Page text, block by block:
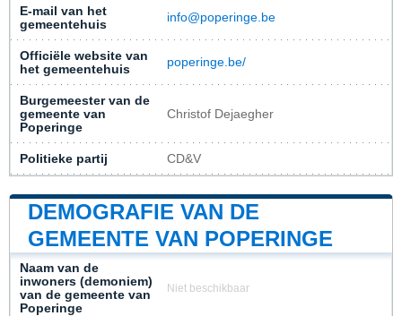
E-mail van het
gemeentehuis
info@poperinge.be
Officiële website van
het gemeentehuis
poperinge.be/
Burgemeester van de
gemeente van
Poperinge
Christof Dejaegher
Politieke partij CD&V
DEMOGRAFIE VAN DE
GEMEENTE VAN POPERINGE
Naam van de
inwoners (demoniem)
van de gemeente van
Poperinge
Niet beschikbaar